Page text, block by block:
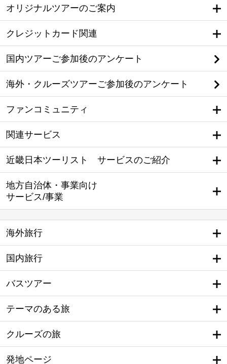
オリジナルツアーのご案内
クレジットカード関連
国内ツアーご参加後のアンケート
海外・クルーズツアーご参加後のアンケート
ファンコミュニティ
関連サービス
近畿日本ツーリスト サービスのご紹介
地方自治体・事業向け
サービス/事業
海外旅行
国内旅行
バスツアー
テーマのある旅
クルーズの旅
発地ページ